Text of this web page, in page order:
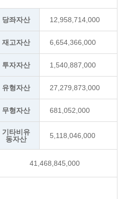
당좌자산 12,958,714,000
재고자산 6,654,366,000
투자자산 1,540,887,000
유형자산 27,279,873,000
무형자산 681,052,000
기타비유
동자산
5,118,046,000
41,468,845,000